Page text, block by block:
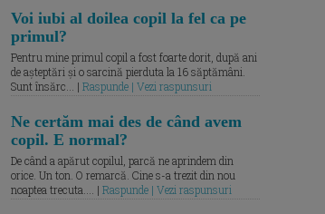
Voi iubi al doilea copil la fel ca pe
primul?
Pentru mine primul copil a fost foarte dorit, după ani
de așteptări și o sarcină pierduta la 16 săptămâni.
Sunt însărc... | Raspunde | Vezi raspunsuri
Ne certăm mai des de când avem
copil. E normal?
De când a apărut copilul, parcă ne aprindem din
orice. Un ton. O remarcă. Cine s-a trezit din nou
noaptea trecuta.... | Raspunde | Vezi raspunsuri